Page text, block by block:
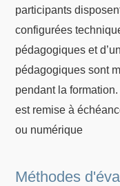
participants
configurées
pédagogiques et
pédagogiques sont
pendant la
est remise à
ou numérique
Méthodes